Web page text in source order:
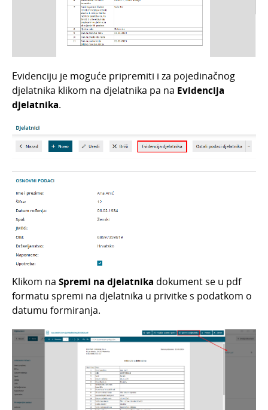
Evidenciju je moguće pripremiti i za pojedinačnog
djelatnika klikom na djelatnika pa na Evidencija
djelatnika.
Klikom na Spremi na djelatnika dokument se u pdf
formatu spremi na djelatnika u privitke s podatkom o
datumu formiranja.